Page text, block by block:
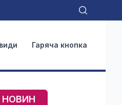
Гаряча кнопка
НОВИН